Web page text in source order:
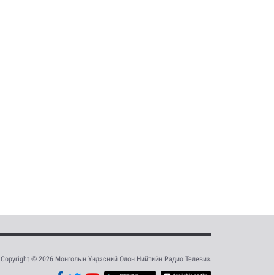
Copyright © 2026 Монголын Үндэсний Олон Нийтийн Радио Телевиз.